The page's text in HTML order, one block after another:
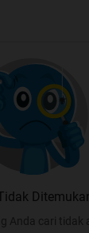
Anda cari tidak